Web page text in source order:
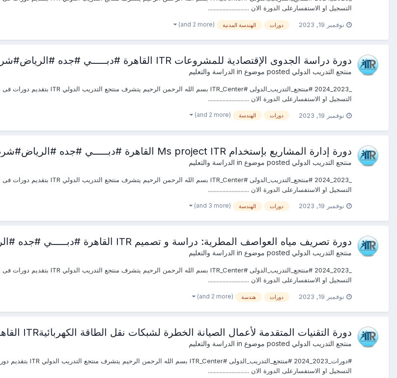
التسجيل او الاستفسارعلى الدورة الان ............................
نوفمبر 19, 2023 دورات الهندسة المدنية (and 2 more)
دورة دراسة الجدوى الإقتصادية للمشروعات ITR القاهرة #دبـــــي #جده #الرياض#شرم الشيخ #اسطنبول #
منتجع التدريب الدولي الدراسة والتعليم
التسجيل او الاستفسارعلى الدورة الان ............................
نوفمبر 19, 2023 دورات الهندسة (and 2 more)
دورة إدارة المشاريع بإستخدام Ms project ITR القاهرة #دبـــــي #جده #الرياض#شرم الشيخ #اسطنبول #
منتجع التدريب الدولي الدراسة والتعليم
التسجيل او الاستفسارعلى الدورة الان ............................
نوفمبر 19, 2023 دورات الهندسة (and 3 more)
دورة تصريف مياه العواصف المطرية: دراسة و تصميم ITR القاهرة #دبـــــي #جده #الرياض#شرم الشيخ #اسطنبول #
منتجع التدريب الدولي الدراسة والتعليم
التسجيل او الاستفسارعلى الدورة الان ............................
نوفمبر 19, 2023 دورات هندسة (and 2 more)
دورة التقنيات المتقدمة لأعمال الصيانة الخطرة لشبكات نقل الطاقة الكهربائيةITR القاهرة #دبـــــي #جده #الرياض#شرم الشيخ #اسطنبول #
منتجع التدريب الدولي الدراسة والتعليم
التسجيل او الاستفسارعلى الدورة الان ............................